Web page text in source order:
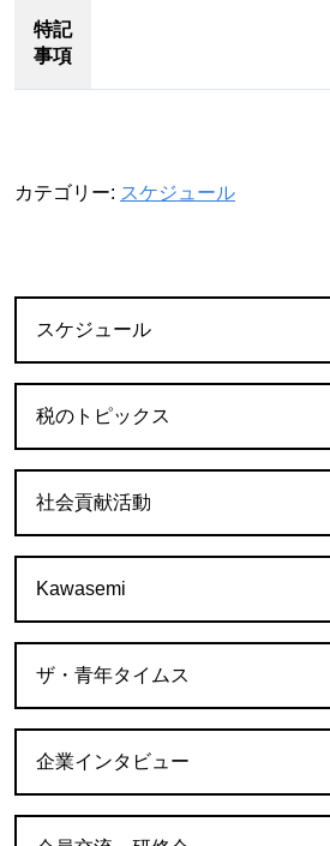
特記
事項
カテゴリー: スケジュール
スケジュール
税のトピックス
社会貢献活動
Kawasemi
ザ・青年タイムス
企業インタビュー